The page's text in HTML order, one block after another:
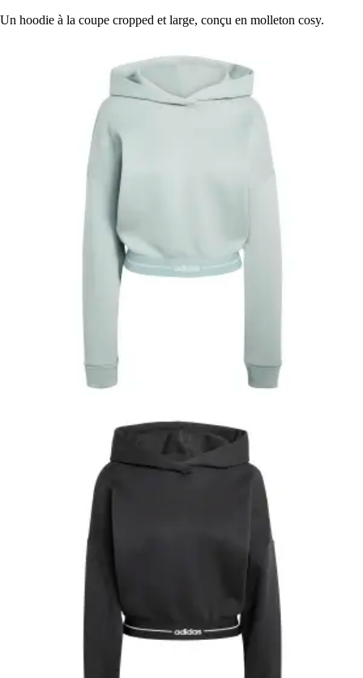
Un hoodie à la coupe cropped et large, conçu en molleton cosy.